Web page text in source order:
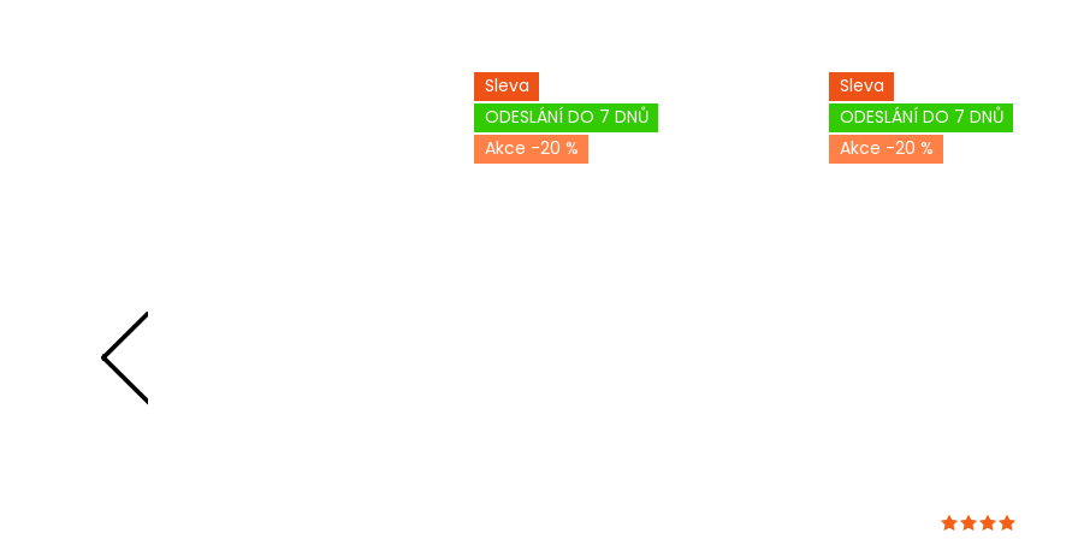
Sleva
ODESLÁNÍ DO 7 DNŮ
-20 %
Sleva
ODESLÁNÍ DO 7 DNŮ
-20 %